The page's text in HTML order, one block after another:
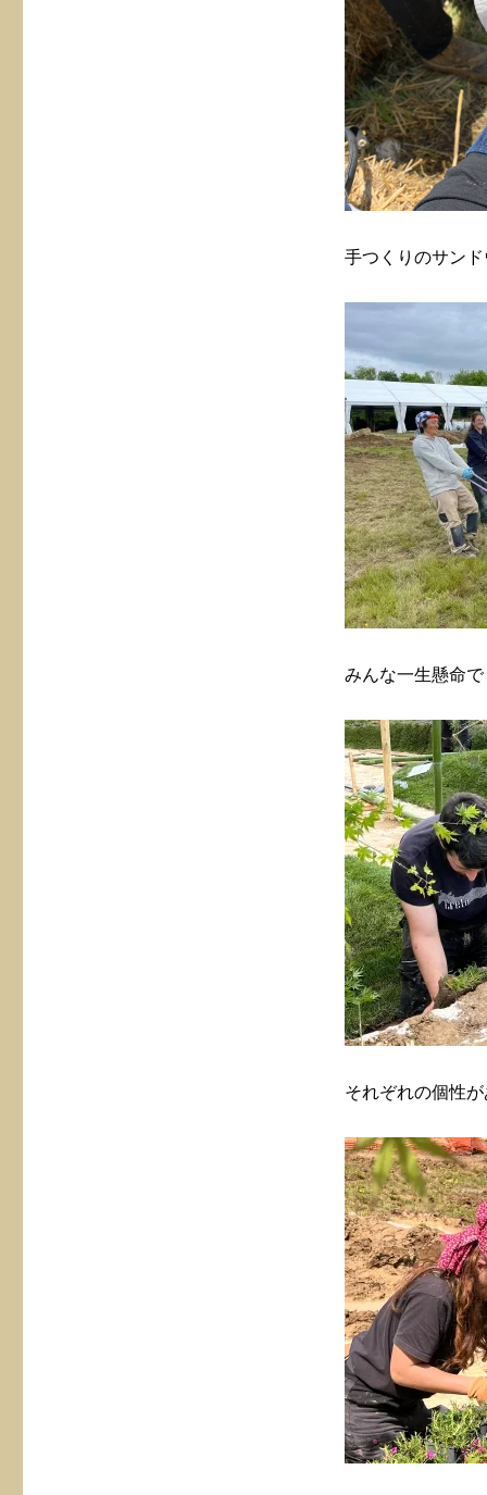
手つくりのサン
みんな一生懸命
それぞれの個性